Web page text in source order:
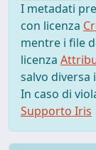
I metadati
con licenza
mentre i file
licenza
salvo diversa
In caso di
Supporto Iris